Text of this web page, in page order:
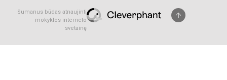
Sumanus būdas atnaujinti
mokyklos interneto
svetainę